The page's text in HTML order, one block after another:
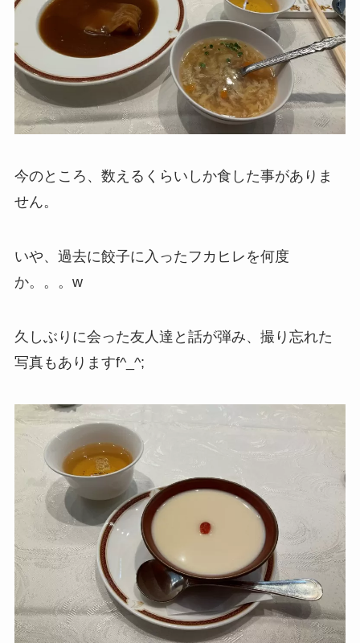
今のところ、数えるくらいしか食した事がありま
せん。
いや、過去に餃子に入ったフカヒレを何度
か。。。w
久しぶりに会った友人達と話が弾み、撮り忘れた
写真もありますf^_^;